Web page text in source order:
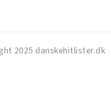
2025 danskehitlister.dk